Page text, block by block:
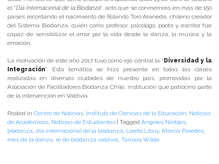
el “Día Internacional de la Biodanza”, acto que se conmemora en más de 150
países recordando el nacimiento de Rolando Toro Araneda, chileno creador
del Sistema Biodanza, quién como profesor, psicólogo, poeta y escritor fue
capaz de sensibilizar el amor por la vida desde la danza, la música y la
emoción.
La motivación de este año 2017 tuvo como eje central la “ Diversidad y la
Integración”. Esta temática se hizo presente en todas las clases
realizadas en diversas ciudades de nuestro país, promovidas por la
Asociación de Facilitadores Biodanza Chile, institución que patrocinó parte
de la intervención en Valdivia.
Posted in Centro de Noticias, Instituto de Ciencias de la Educación, Noticias
de Académicos, Noticias de Estudiantes Tagged Ángeles Niebles,
biodanza, día internacional de la biodanza, Loreto Libuy, Marcia Paredes,
mes de la danza, re de biodanza valdivia, Tamara Wilde